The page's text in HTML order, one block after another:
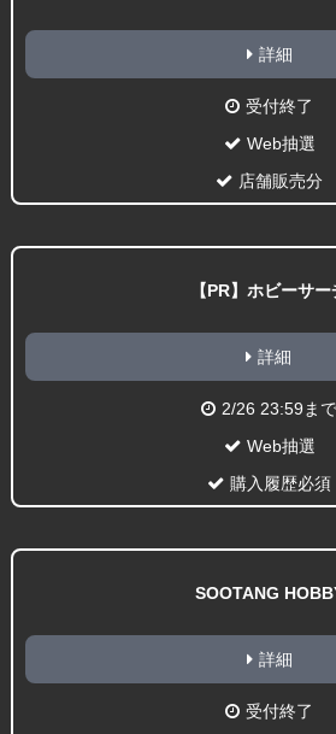
詳細
受付終了
Web抽選
店舗販売分
【PR】ホビーサー
詳細
2/26 23:59まで
Web抽選
購入履歴必須
SOOTANG
詳細
受付終了